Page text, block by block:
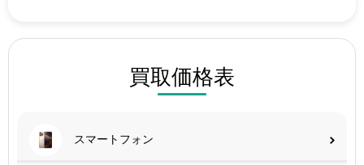
買取価格表
スマートフォン